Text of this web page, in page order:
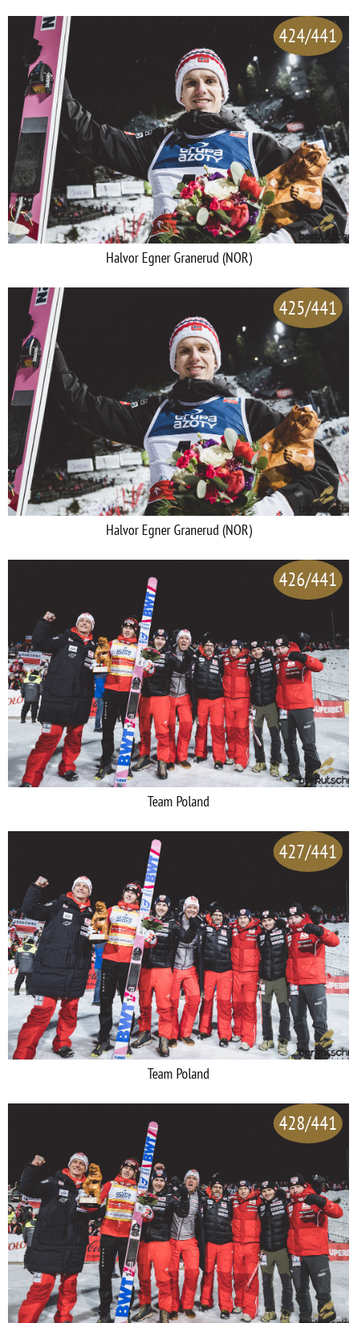
424/441
Halvor Egner Granerud (NOR)
425/441
Halvor Egner Granerud (NOR)
426/441
Team Poland
427/441
Team Poland
428/441